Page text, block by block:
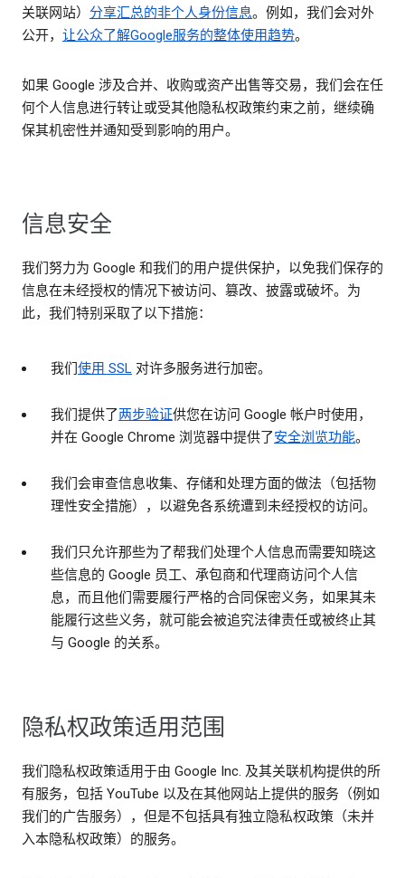
关联网站） 分享汇总的非个人身份信息。例如，我们会对外
公开， 让公众了解Google服务的整体使用趋势。
如果 Google 涉及合并、收购或资产出售等交易，我们会在任
何个人信息进行转让或受其他隐私权政策约束之前，继续确
保其机密性并通知受到影响的用户。
信息安全
我们努力为 Google 和我们的用户提供保护，以免我们保存的
信息在未经授权的情况下被访问、篡改、披露或破坏。为
此，我们特别采取了以下措施：
我们使用 SSL 对许多服务进行加密。
我们提供了两步验证供您在访问 Google 帐户时使用，
并在 Google Chrome 浏览器中提供了安全浏览功能。
我们会审查信息收集、存储和处理方面的做法（包括物
理性安全措施），以避免各系统遭到未经授权的访问。
我们只允许那些为了帮我们处理个人信息而需要知晓这
些信息的 Google 员工、承包商和代理商访问个人信
息，而且他们需要履行严格的合同保密义务，如果其未
能履行这些义务，就可能会被追究法律责任或被终止其
与 Google 的关系。
隐私权政策适用范围
我们隐私权政策适用于由 Google Inc. 及其关联机构提供的所
有服务，包括 YouTube 以及在其他网站上提供的服务（例如
我们的广告服务），但是不包括具有独立隐私权政策（未并
入本隐私权政策）的服务。